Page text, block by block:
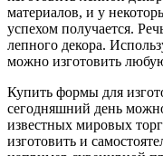
материалов, и у
успехом получается.
лепного декора.
можно изготовить
Купить формы для
сегодняшний день
известных мировых
изготовить и